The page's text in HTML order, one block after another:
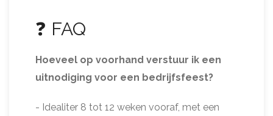
❓ FAQ
Hoeveel op voorhand verstuur ik een
uitnodiging voor een bedrijfsfeest?
- Idealiter 8 tot 12 weken vooraf, met een